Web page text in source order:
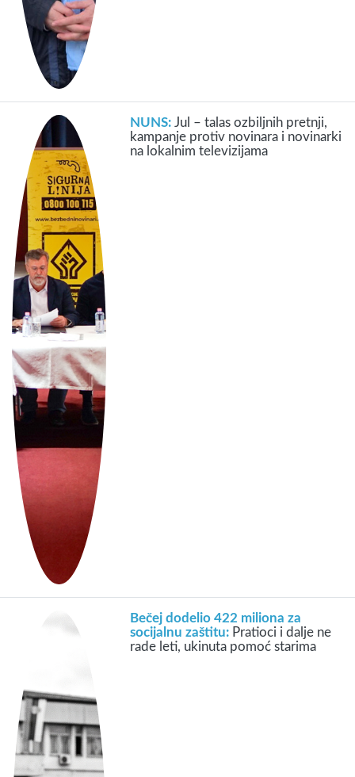
NUNS:Jul – talas ozbiljnih pretnji,
kampanje protiv novinara i novinarki
na lokalnim televizijama
Bečej dodelio 422 miliona za
socijalnu zaštitu: Pratioci i dalje ne
rade leti, ukinuta pomoć starima